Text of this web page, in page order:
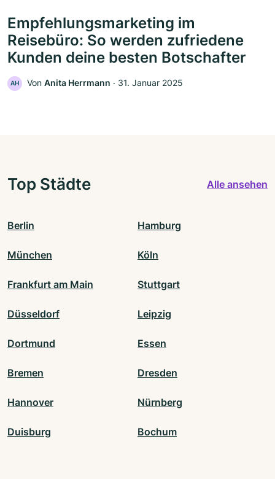
Empfehlungsmarketing im
Reisebüro: So werden zufriedene
Kunden deine besten Botschafter
AH Von Anita Herrmann ‧ 31. Januar 2025
Top Städte Alle ansehen
Berlin Hamburg
München Köln
Frankfurt am Main Stuttgart
Düsseldorf Leipzig
Dortmund Essen
Bremen Dresden
Hannover Nürnberg
Duisburg Bochum